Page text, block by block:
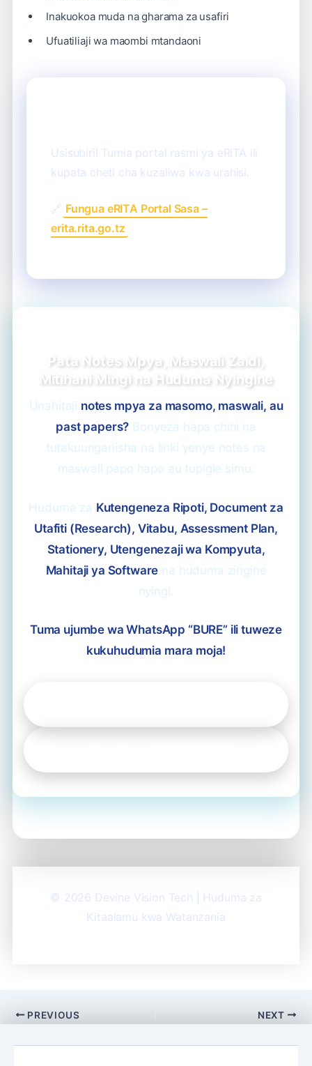
Inakuokoa muda na gharama za usafiri
Ufuatiliaji wa maombi mtandaoni
Usisubiri! Tumia portal rasmi ya eRITA ili
kupata cheti cha kuzaliwa kwa urahisi.
🔗 Fungua eRITA Portal Sasa –
erita.rita.go.tz
Pata Notes Mpya, Maswali Zaidi,
Mitihani Mingi na Huduma Nyingine
Unahitaji notes mpya za masomo, maswali, au
past papers? Bonyeza hapa chini na
tutakuunganisha na linki yenye notes na
maswali papo hapo au tupigie simu.
Huduma za Kutengeneza Ripoti, Document za
Utafiti (Research), Vitabu, Assessment Plan,
Stationery, Utengenezaji wa Kompyuta,
Mahitaji ya Software na huduma zingine
nyingi.
Tuma ujumbe wa WhatsApp “BURE” ili tuweze
kukuhudumia mara moja!
© 2026 Devine Vision Tech | Huduma za
Kitaalamu kwa Watanzania
PREVIOUS NEXT